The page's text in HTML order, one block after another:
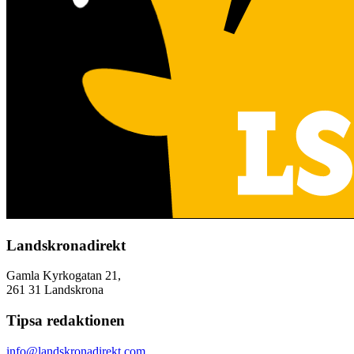
Landskronadirekt
Gamla Kyrkogatan 21,
261 31 Landskrona
Tipsa redaktionen
info@landskronadirekt.com